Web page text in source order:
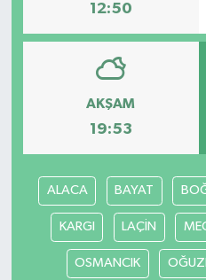
12:50
AKŞAM
19:53
ALACA BAYAT
KARGI LAÇİN
OSMANCIK